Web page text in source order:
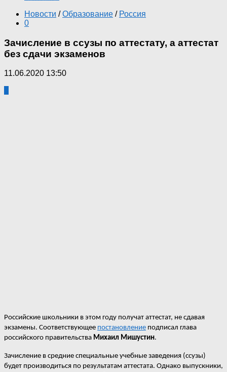
Новости / Образование / Россия
0
Зачисление в ссузы по аттестату, а аттестат
без сдачи экзаменов
11.06.2020 13:50
Российские школьники в этом году получат аттестат, не сдавая
экзамены. Соответствующее постановление подписал глава
российского правительства Михаил Мишустин.
Зачисление в средние специальные учебные заведения (ссузы)
будет производиться по результатам аттестата. Однако выпускники,